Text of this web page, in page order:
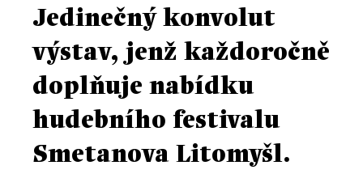
Jedinečný konvolut
výstav, jenž každoročně
doplňuje nabídku
hudebního festivalu
Smetanova Litomyšl.